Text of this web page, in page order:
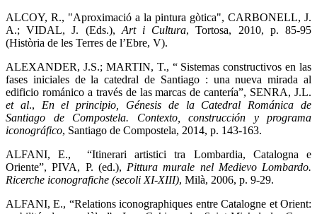
ALCOY, R., "Aproximació a la pintura gòtica", CARBONELL, J.
A.; VIDAL, J. (Eds.), Art i Cultura, Tortosa, 2010, p. 85-95
(Història de les Terres de l’Ebre, V).
ALEXANDER, J.S.; MARTIN, T., “ Sistemas constructivos en las
fases iniciales de la catedral de Santiago : una nueva mirada al
edificio románico a través de las marcas de cantería”, SENRA, J.L.
et al., En el principio, Génesis de la Catedral Románica de
Santiago de Compostela. Contexto, construcción y programa
iconográfico, Santiago de Compostela, 2014, p. 143-163.
ALFANI, E., “Itinerari artistici tra Lombardia, Catalogna e
Oriente”, PIVA, P. (ed.), Pittura murale nel Medievo Lombardo.
Ricerche iconografiche (secoli XI-XIII), Milà, 2006, p. 9-29.
ALFANI, E., “Relations iconographiques entre Catalogne et Orient: